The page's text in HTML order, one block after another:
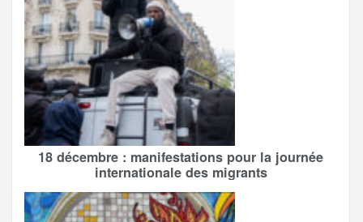
18 décembre : manifestations pour la journée
internationale des migrants